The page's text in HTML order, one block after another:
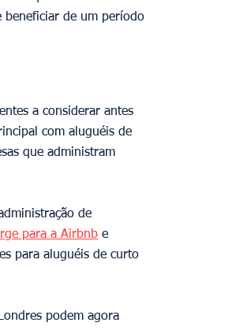
beneficiar de um período
a considerar antes
com aluguéis de
que administram
de
para a Airbnb e
para aluguéis de curto
podem agora